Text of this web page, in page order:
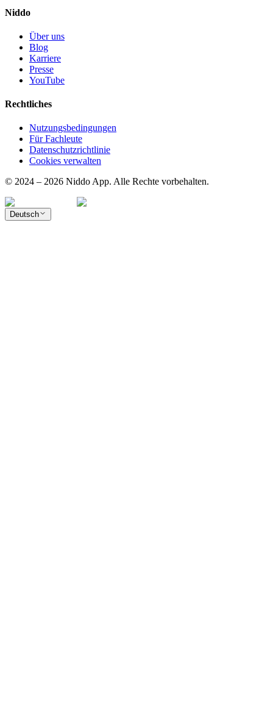
Niddo
Über uns
Blog
Karriere
Presse
YouTube
Rechtliches
Nutzungsbedingungen
Für Fachleute
Datenschutzrichtlinie
Cookies verwalten
© 2024 – 2026 Niddo App. Alle Rechte vorbehalten.
Deutsch